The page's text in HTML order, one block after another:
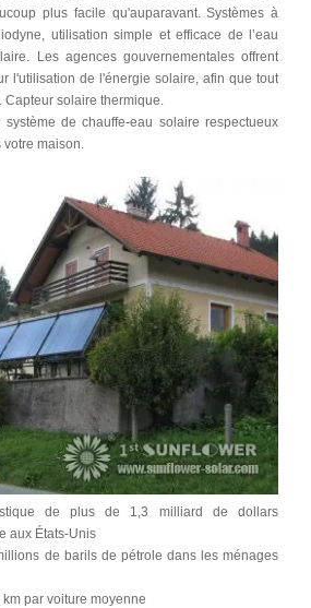
plus facile qu'auparavant. Systèmes à
utilisation simple et efficace de l’eau
Les agences gouvernementales offrent
l'utilisation de l'énergie solaire, afin que tout
solaire thermique.
de chauffe-eau solaire respectueux
maison.
de plus de 1,3 milliard de dollars
aux États-Unis
de barils de pétrole dans les ménages
par voiture moyenne